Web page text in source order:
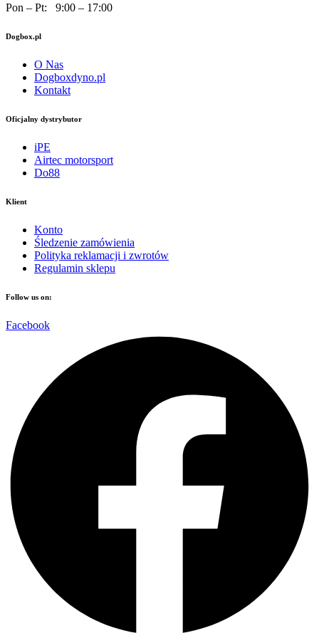
Pon – Pt: 9:00 – 17:00
Dogbox.pl
O Nas
Dogboxdyno.pl
Kontakt
Oficjalny dystrybutor
iPE
Airtec motorsport
Do88
Klient
Konto
Śledzenie zamówienia
Polityka reklamacji i zwrotów
Regulamin sklepu
Follow us on:
Facebook